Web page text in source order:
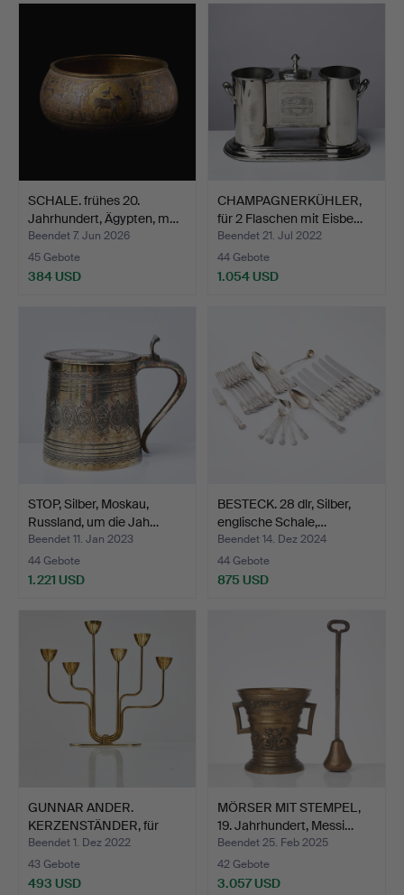
SCHALE. frühes 20.
Jahrhundert, Ägypten, m…
Beendet 7. Jun 2026
45 Gebote
384 USD
CHAMPAGNERKÜHLER,
für 2 Flaschen mit Eisbe…
Beendet 21. Jul 2022
44 Gebote
1.054 USD
STOP, Silber, Moskau,
Russland, um die Jah…
Beendet 11. Jan 2023
44 Gebote
1.221 USD
BESTECK. 28 dlr, Silber,
englische Schale,…
Beendet 14. Dez 2024
44 Gebote
875 USD
GUNNAR ANDER.
KERZENSTÄNDER, für
sechs kle…
Beendet 1. Dez 2022
43 Gebote
493 USD
MÖRSER MIT STEMPEL,
19. Jahrhundert, Messi…
Beendet 25. Feb 2025
42 Gebote
3.057 USD